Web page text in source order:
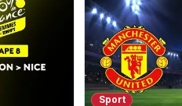
Sport